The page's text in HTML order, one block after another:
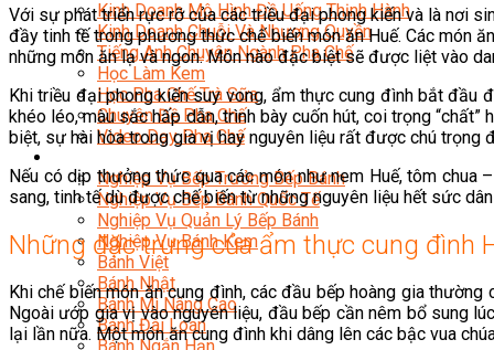
Kinh Doanh Mô Hình Đồ Uống Thịnh Hành
Kinh Doanh Chuỗi Và Nhượng Quyền
Tiếng Anh Chuyên Ngành Pha Chế
Học Làm Kem
Học Pha Chế Trà Sữa
Chuyên Đề Pha Chế
Video Dạy Pha Chế
Nghiệp Vụ Bếp Trưởng Bếp Bánh
Nghiệp Vụ Bếp Bánh Quốc Tế
Nghiệp Vụ Quản Lý Bếp Bánh
Nghiệp Vụ Bánh Kem
Bánh Việt
Bánh Nhật
Bánh Mì Nâng Cao
Bánh Đài Loan
Với sự phát triển rực rỡ của các triều đại phong kiến và là nơi
đầy tinh tế trong phương thức chế biến món ăn Huế. Các món
những món ăn lạ và ngon. Món nào đặc biệt sẽ được liệt vào
Khi triều đại phong kiến suy vong, ẩm thực cung đình bắt đầu
khéo léo, màu sắc hấp dẫn, trình bày cuốn hút, coi trọng
biệt, sự hài hòa trong gia vị hay nguyên liệu rất được chú
Nếu có dịp thưởng thức qua các món như nem Huế, tôm chua
sang, tinh tế dù được chế biến từ những nguyên liệu hết sức dân
Những đặc trưng của ẩm thực cung đình
Khi chế biến món ăn cung đình, các đầu bếp hoàng gia
Ngoài ướp gia vị vào nguyên liệu, đầu bếp cần nêm bổ sung
lại lần nữa. Một món ăn cung đình khi dâng lên các bậc vua